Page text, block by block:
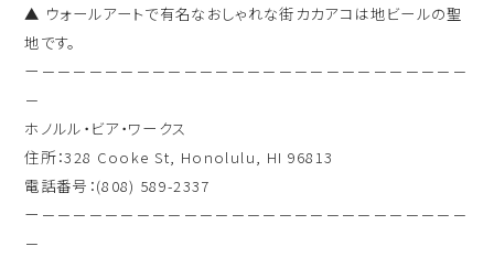
▲ ウォールアートで有名なおしゃれな街カカアコは地ビールの聖
地です。
ー－－－－－－－－－－－－－－－－－－－－－－－－－－－
－
ホノルル・ビア・ワークス
住所：328 Cooke St, Honolulu, HI 96813
電話番号：(808) 589-2337
ー－－－－－－－－－－－－－－－－－－－－－－－－－－－
－